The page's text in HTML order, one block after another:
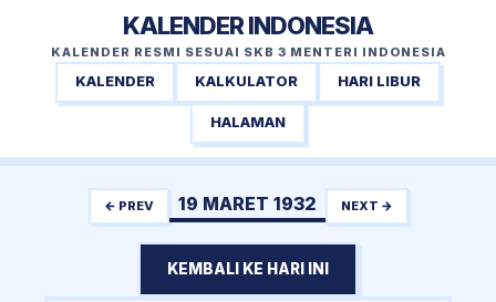
KALENDER INDONESIA
KALENDER RESMI SESUAI SKB 3 MENTERI INDONESIA
KALENDER KALKULATOR HARI LIBUR
HALAMAN
← PREV 19 MARET 1932 NEXT →
KEMBALI KE HARI INI